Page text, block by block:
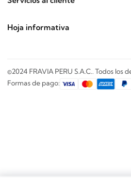
Hoja informativa
©2024 FRAVIA PERU S.A.C.. Todos los
Formas de pago: